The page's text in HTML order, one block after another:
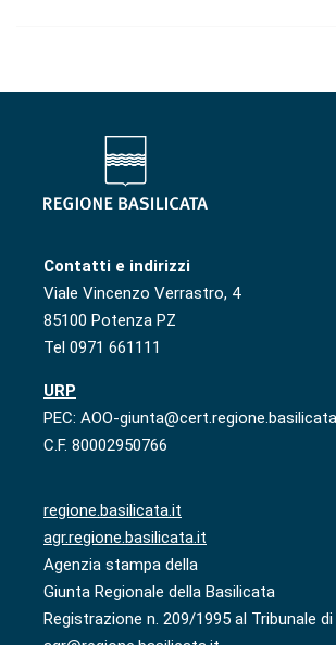
Contatti e indirizzi
Viale Vincenzo Verrastro, 4
85100 Potenza PZ
Tel 0971 661111
URP
PEC: AOO-
C.F. 80002950766
regione.basilicata.it
agr.regione.basilicata.it
Agenzia stampa della
Giunta Regionale della Basilicata
Registrazione n. 209/1995 al Tribunale